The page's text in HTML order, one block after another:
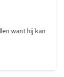
want hij kan